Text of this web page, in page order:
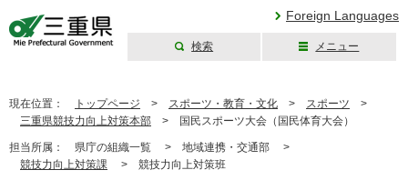
Foreign Languages
検索 メニュー
現在位置： トップページ > スポーツ・教育・文化 > スポーツ >
三重県競技力向上対策本部 > 国民スポーツ大会（国民体育大会）
担当所属： 県庁の組織一覧 > 地域連携・交通部 >
競技力向上対策課 > 競技力向上対策班